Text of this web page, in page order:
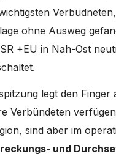
ohne Ausweg
+EU in Nah-Ost
legt den Finger
Verbündeten
sind aber im
und